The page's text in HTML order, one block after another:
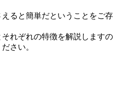
ると簡単だということをご存
れぞれの特徴を解説しますの
さい。